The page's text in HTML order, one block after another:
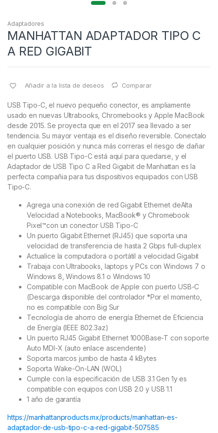
Adaptadores
MANHATTAN ADAPTADOR TIPO C
A RED GIGABIT
Añadir a la lista de deseos Comparar
USB Tipo-C, el nuevo pequeño conector, es ampliamente
usado en nuevas Ultrabooks, Chromebooks y Apple MacBook
desde 2015. Se proyecta que en el 2017 sea llevado a ser
tendencia. Su mayor ventaja es el diseño reversible. Conectalo
en cualquier posición y nunca más correras el riesgo de dañar
el puerto USB. USB Tipo-C está aquí para quedarse, y el
Adaptador de USB Tipo C a Red Gigabit de Manhattan es la
perfecta compañia para tus dispositivos equipados con USB
Tipo-C.
Agrega una conexión de red Gigabit Ethernet deAlta
Velocidad a Notebooks, MacBook® y Chromebook
Pixel™con un conector USB Tipo-C
Un puerto Gigabit Ethernet (RJ45) que soporta una
velocidad de transferencia de hasta 2 Gbps full-duplex
Actualice la computadora o portátil a velocidad Gigabit
Trabaja con Ultrabooks, laptops y PCs con Windows 7 o
Windows 8, Windows 8.1 o Windows 10
Compatible con MacBook de Apple con puerto USB-C
(Descarga disponible del controlador *Por el momento,
no es compatible con Big Sur
Tecnología de ahorro de energía Ethernet de Eficiencia
de Energía (IEEE 802.3az)
Un puerto RJ45 Gigabit Ethernet 1000Base-T con soporte
Auto MDI-X (auto enlace ascendente)
Soporta marcos jumbo de hasta 4 kBytes
Soporta Wake-On-LAN (WOL)
Cumple con la especificación de USB 3.1 Gen 1y es
compatible con equipos con USB 2.0 y USB 1.1
1 año de garantía
https://manhattanproducts.mx/products/manhattan-es-
adaptador-de-usb-tipo-c-a-red-gigabit-507585